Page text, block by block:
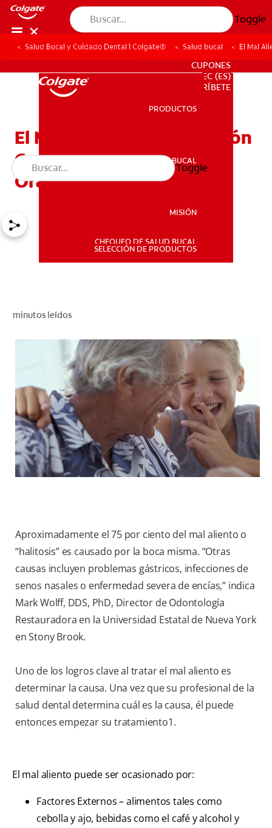
Toggle
SALUD BUCAL
PARA PROFESIONALES
CUPONES
EC (ES)
SUSCRÍBETE
PARA PROFESIONALES
CUPONES
EC (ES)
SUSCRÍBETE
PRODUCTOS
SALUD BUCAL
MISIÓN
CHEQUEO DE SALUD BUCAL
SELECCIÓN DE PRODUCTOS
Toggle
Salud Bucal y Cuidado Dental | Colgate® Salud bucal El Mal
El Mal Aliento Y Su Relación
Con Las Enfermedades
Orales Y Sistémicas
minutos leídos
Aproximadamente el 75 por ciento del mal aliento o
“halitosis” es causado por la boca misma. “Otras
causas incluyen problemas gástricos, infecciones de
senos nasales o enfermedad severa de encías,” indica
Mark Wolff, DDS, PhD, Director de Odontología
Restauradora en la Universidad Estatal de Nueva York
en Stony Brook.
Uno de los logros clave al tratar el mal aliento es
determinar la causa. Una vez que su profesional de la
salud dental determina cuál es la causa, él puede
entonces empezar su tratamiento1.
El mal aliento puede ser ocasionado por:
Factores Externos – alimentos tales como
cebolla y ajo, bebidas como el café y alcohol y